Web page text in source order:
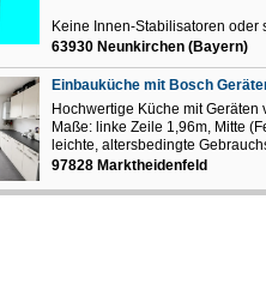
Keine Innen-Stabilisatoren oder
63930 Neunkirchen (Bayern)
Einbauküche mit Bosch
Hochwertige Küche mit Geräten
Maße: linke Zeile 1,96m, Mitte
leichte, altersbedingte
97828 Marktheidenfeld